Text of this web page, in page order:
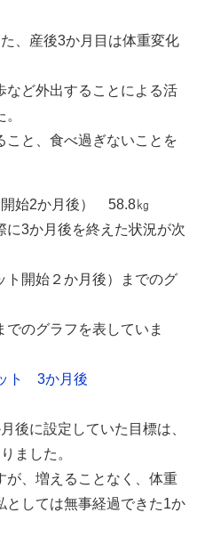
、産後3か月目は体重変化
など外出することによる活
こと、食べ過ぎないことを
開始2か月後） 58.8㎏
に3か月後を終えた状況が次
ト開始２か月後）までのグ
のグラフを表していま
後に設定していた目標は、
ました。
が、増えることなく、体重
としては無事経過できた1か